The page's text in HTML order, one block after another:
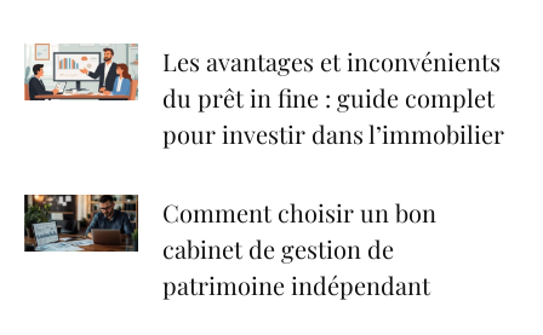
Les avantages et inconvénients
du prêt in fine : guide complet
pour investir dans l’immobilier
Comment choisir un bon
cabinet de gestion de
patrimoine indépendant